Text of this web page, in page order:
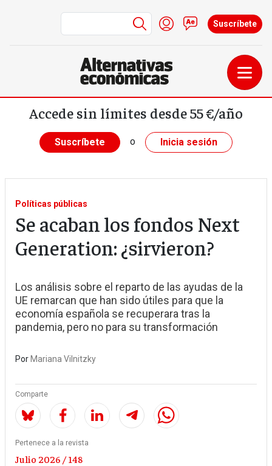
Pasar al contenido principal
Menú de cuenta de
Iniciar sesión
Contacto
Suscríbete
Accede sin límites desde 55 €/año
Suscríbete o Inicia sesión
Políticas públicas
Se acaban los fondos Next
Generation: ¿sirvieron?
Los análisis sobre el reparto de las ayudas de la
UE remarcan que han sido útiles para que la
economía española se recuperara tras la
pandemia, pero no para su transformación
Por Mariana Vilnitzky
Comparte
Pertenece a la revista
Julio 2026 / 148